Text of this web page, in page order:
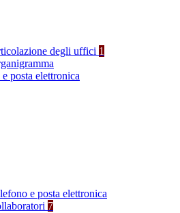
degli uffici 1
posta elettronica
e posta elettronica
7